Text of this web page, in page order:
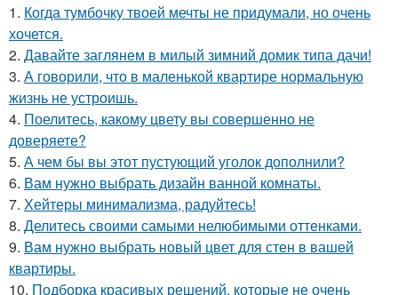
1. Когда тумбочку твоей мечты не придумали, но очень
хочется.
2. Давайте заглянем в милый зимний домик типа дачи!
3. А говорили, что в маленькой квартире нормальную
жизнь не устроишь.
4. Поелитесь, какому цвету вы совершенно не
доверяете?
5. А чем бы вы этот пустующий уголок дополнили?
6. Вам нужно выбрать дизайн ванной комнаты.
7. Хейтеры минимализма, радуйтесь!
8. Делитесь своими самыми нелюбимыми оттенками.
9. Вам нужно выбрать новый цвет для стен в вашей
квартиры.
10. Подборка красивых решений, которые не очень